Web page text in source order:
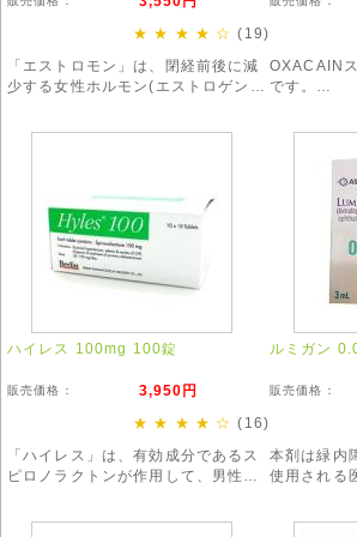
★ ★ ★ ★ ☆ (19)
「エストロモン」は、閉経前後に減
少する女性ホルモン(エストロゲン)
https://www.whobewell.cool/products/
OXACAIN
です。
ハイレス 100mg 100錠
販売価格： 3,950円
★ ★ ★ ★ ☆ (16)
「ハイレス」は、有効成分であるス
ピロノラクトンが作用して、男性型
ルミガン
販売価格：
本剤は緑内
使用される